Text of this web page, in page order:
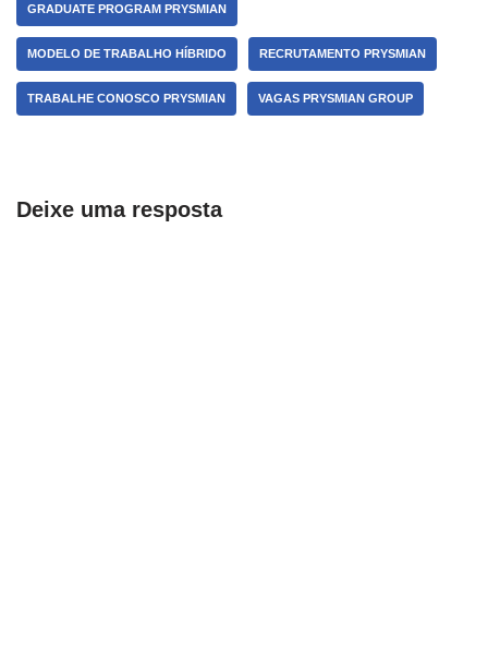
GRADUATE PROGRAM PRYSMIAN
MODELO DE TRABALHO HÍBRIDO RECRUTAMENTO PRYSMIAN
TRABALHE CONOSCO PRYSMIAN VAGAS PRYSMIAN GROUP
Deixe uma resposta